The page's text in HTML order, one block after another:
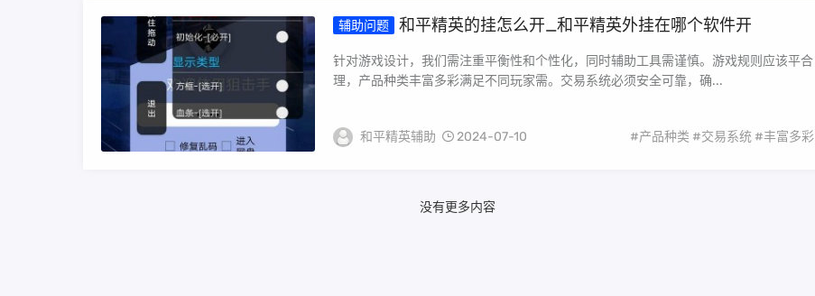
辅助问题 和平精英的挂怎么开_和平精英外挂在哪个软件开
针对游戏设计，我们需注重平衡性和个性化，同时辅助工具需谨慎。游戏规则应该平合
理，产品种类丰富多彩满足不同玩家需。交易系统必须安全可靠，确...
和平精英辅助 2024-07-10 #产品种类 #交易系统 #丰富多彩
没有更多内容